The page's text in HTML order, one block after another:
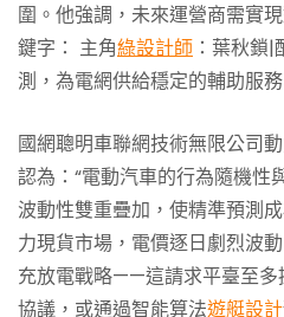
圍。他強調，未來運營商需實
鍵字： 主角綠設計師 ：葉秋鎖
測，為電網供給穩定的輔助服務
國網聰明車聯網技術無限公司
認為：“電動汽車的行為隨機性
波動性雙重疊加，使精準預測
力現貨市場，電價逐日劇烈波
充放電戰略——這請求平臺至多
協議，或通過智能算法遊艇設計